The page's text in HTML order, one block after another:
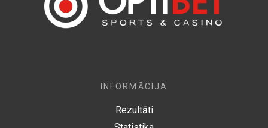
INFORMĀCIJA
Rezultāti